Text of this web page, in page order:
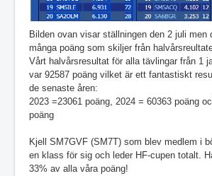
Bilden ovan visar ställningen den 2 juli men
många poäng som skiljer från
Vårt halvårsresultat för alla tävlingar från 1
var 92587 poäng vilket är ett fantastiskt
de senaste åren:
2023 =23061 poäng, 2024 = 60363 poäng
poäng
Kjell SM7GVF (SM7T) som blev medlem i
en klass för sig och leder HF-cupen totalt.
33% av alla våra poäng!